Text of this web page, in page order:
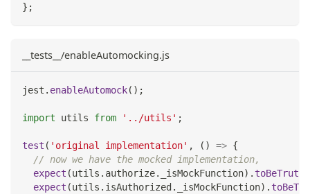
} ;
__tests__/enableAutomocking.js
jest . enableAutomock( ) ;
import utils from '../utils' ;
test ( 'original implementation' , ( ) => {
// now we have the mocked implementation,
expect (utils . authorize. _isMockFunction) . toBeTruthy
expect (utils . isAuthorized. _isMockFunction) .